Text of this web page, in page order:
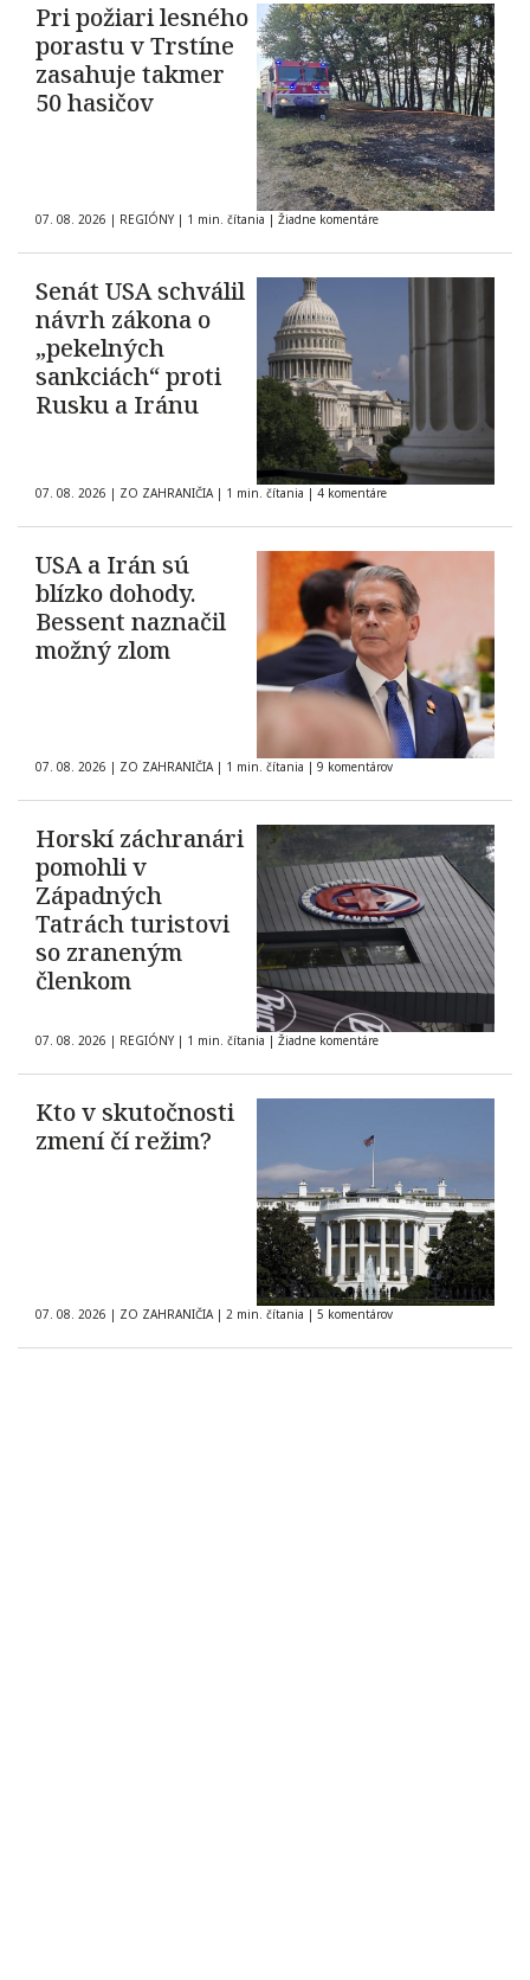
Pri požiari lesného
porastu v Trstíne
zasahuje takmer
50 hasičov
07. 08. 2026 | REGIÓNY | 1 min. čítania | Žiadne komentáre
Senát USA schválil
návrh zákona o
„pekelných
sankciách“ proti
Rusku a Iránu
07. 08. 2026 | ZO ZAHRANIČIA | 1 min. čítania | 4 komentáre
USA a Irán sú
blízko dohody.
Bessent naznačil
možný zlom
07. 08. 2026 | ZO ZAHRANIČIA | 1 min. čítania | 9 komentárov
Horskí záchranári
pomohli v
Západných
Tatrách turistovi
so zraneným
členkom
07. 08. 2026 | REGIÓNY | 1 min. čítania | Žiadne komentáre
Kto v skutočnosti
zmení čí režim?
07. 08. 2026 | ZO ZAHRANIČIA | 2 min. čítania | 5 komentárov